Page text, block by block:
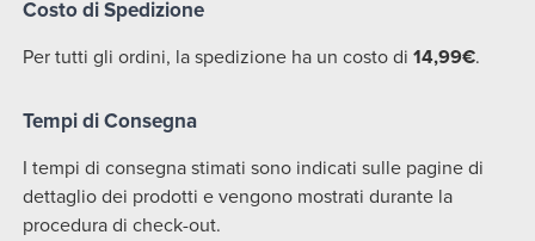
Costo di Spedizione
Per tutti gli ordini, la spedizione ha un costo di 14,99€.
Tempi di Consegna
I tempi di consegna stimati sono indicati sulle pagine di
dettaglio dei prodotti e vengono mostrati durante la
procedura di check-out.